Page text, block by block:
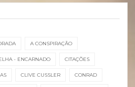
A CONSPIRAÇÃO
- ENCARNADO CITAÇÕES
CLIVE CUSSLER CONRAD